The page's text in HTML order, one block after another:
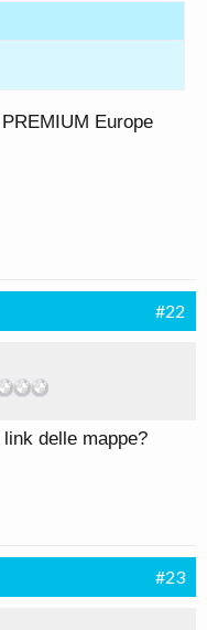
Europe
#22
delle mappe?
#23